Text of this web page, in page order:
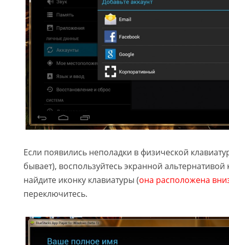
Если появились неполадки в физической
бывает), воспользуйтесь экранной альтернативой
найдите иконку клавиатуры (она расположена
переключитесь.